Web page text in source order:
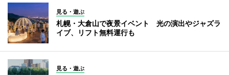
見る・遊ぶ
札幌・大倉山で夜景イベント 光の演出やジャズラ
イブ、リフト無料運行も
見る・遊ぶ